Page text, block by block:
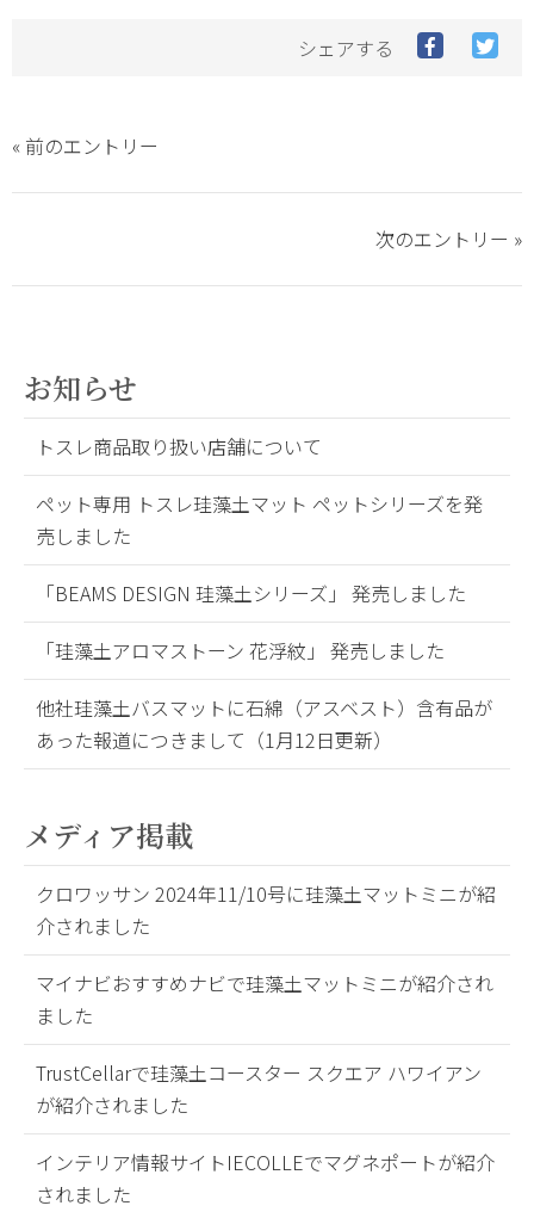
シェアする Facebook
で で
« 前のエントリー
次のエントリー »
お知らせ
トスレ商品取り扱い店舗について
ペット専用 トスレ珪藻土マット ペットシリーズを発
売しました
「BEAMS DESIGN 珪藻土シリーズ」 発売しました
「珪藻土アロマストーン 花浮紋」 発売しました
他社珪藻土バスマットに石綿（アスベスト）含有品が
あった報道につきまして（1月12日更新）
メディア掲載
クロワッサン 2024年11/10号に珪藻土マットミニが紹
介されました
マイナビおすすめナビで珪藻土マットミニが紹介され
ました
TrustCellarで珪藻土コースター スクエア ハワイアン
が紹介されました
インテリア情報サイトIECOLLEでマグネポートが紹介
されました